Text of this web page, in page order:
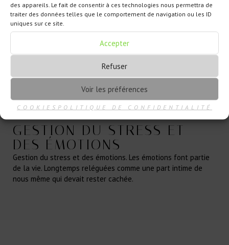
des appareils. Le fait de consentir à ces technologies nous permettra de
traiter des données telles que le comportement de navigation ou les ID
uniques sur ce site.
Accepter
Refuser
Voir les préférences
COOKIES POLITIQUE DE CONFIDENTIALITÉ
GESTION DU STRESS ET
DES ÉMOTIONS
Gestion du stress et des émotions. Les émotions font partie
de la vie. Longtemps reléguées comme une part intime de
nous même qui devait rester cachée.